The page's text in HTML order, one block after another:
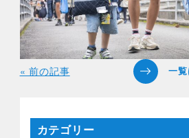
« 前の記事
カテゴリー